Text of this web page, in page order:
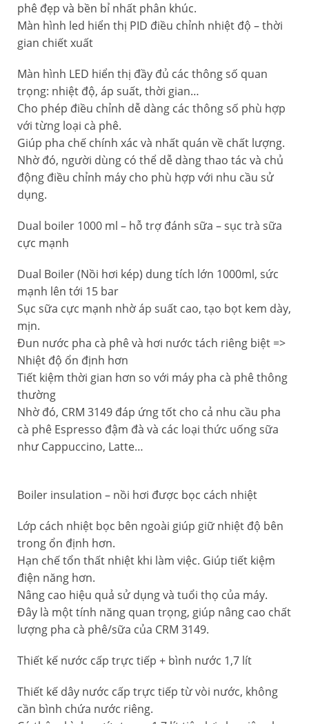
phê đẹp và bền bỉ nhất phân khúc.
Màn hình led hiển thị PID điều chỉnh nhiệt độ – thời
gian chiết xuất
Màn hình LED hiển thị đầy đủ các thông số quan
trọng: nhiệt độ, áp suất, thời gian…
Cho phép điều chỉnh dễ dàng các thông số phù hợp
với từng loại cà phê.
Giúp pha chế chính xác và nhất quán về chất lượng.
Nhờ đó, người dùng có thể dễ dàng thao tác và chủ
động điều chỉnh máy cho phù hợp với nhu cầu sử
dụng.
Dual boiler 1000 ml – hỗ trợ đánh sữa – sục trà sữa
cực mạnh
Dual Boiler (Nồi hơi kép) dung tích lớn 1000ml, sức
mạnh lên tới 15 bar
Sục sữa cực mạnh nhờ áp suất cao, tạo bọt kem dày,
mịn.
Đun nước pha cà phê và hơi nước tách riêng biệt =>
Nhiệt độ ổn định hơn
Tiết kiệm thời gian hơn so với máy pha cà phê thông
thường
Nhờ đó, CRM 3149 đáp ứng tốt cho cả nhu cầu pha
cà phê Espresso đậm đà và các loại thức uống sữa
như Cappuccino, Latte…
Boiler insulation – nồi hơi được bọc cách nhiệt
Lớp cách nhiệt bọc bên ngoài giúp giữ nhiệt độ bên
trong ổn định hơn.
Hạn chế tổn thất nhiệt khi làm việc. Giúp tiết kiệm
điện năng hơn.
Nâng cao hiệu quả sử dụng và tuổi thọ của máy.
Đây là một tính năng quan trọng, giúp nâng cao chất
lượng pha cà phê/sữa của CRM 3149.
Thiết kế nước cấp trực tiếp + bình nước 1,7 lít
Thiết kế dây nước cấp trực tiếp từ vòi nước, không
cần bình chứa nước riêng.